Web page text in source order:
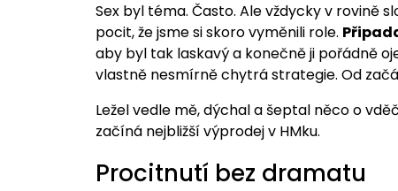
Sex byl téma. Často. Ale vždycky v rovině
pocit, že jsme si skoro vyměnili role.
aby byl tak laskavý a konečně ji pořádně
vlastně nesmírně chytrá strategie. Od
Ležel vedle mě, dýchal a šeptal něco o
začíná nejbližší výprodej v HMku.
Procitnutí bez dramatu